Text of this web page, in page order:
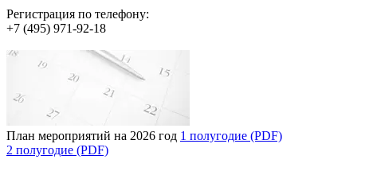
Регистрация по телефону:
+7 (495) 971-92-18
План мероприятий на 2026 год 1 полугодие (PDF)
2 полугодие (PDF)